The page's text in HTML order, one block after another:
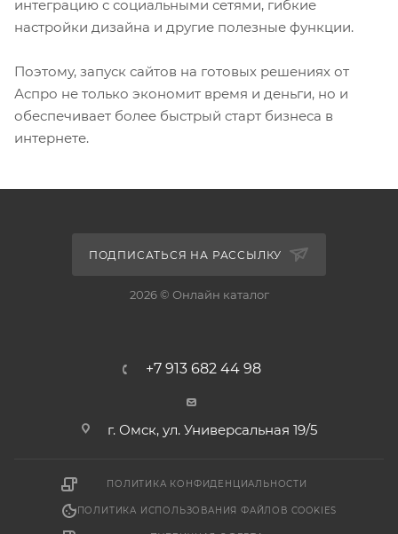
интеграцию с социальными сетями, гибкие
настройки дизайна и другие полезные функции.
Поэтому, запуск сайтов на готовых решениях от
Аспро не только экономит время и деньги, но и
обеспечивает более быстрый старт бизнеса в
интернете.
ПОДПИСАТЬСЯ НА РАССЫЛКУ
2026 © Онлайн каталог
+7 913 682 44 98
г. Омск, ул. Универсальная 19/5
ПОЛИТИКА КОНФИДЕНЦИАЛЬНОСТИ
ПОЛИТИКА ИСПОЛЬЗОВАНИЯ ФАЙЛОВ COOKIES